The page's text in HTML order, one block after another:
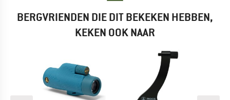
BERGVRIENDEN DIE DIT BEKEKEN HEBBEN,
KEKEN OOK NAAR